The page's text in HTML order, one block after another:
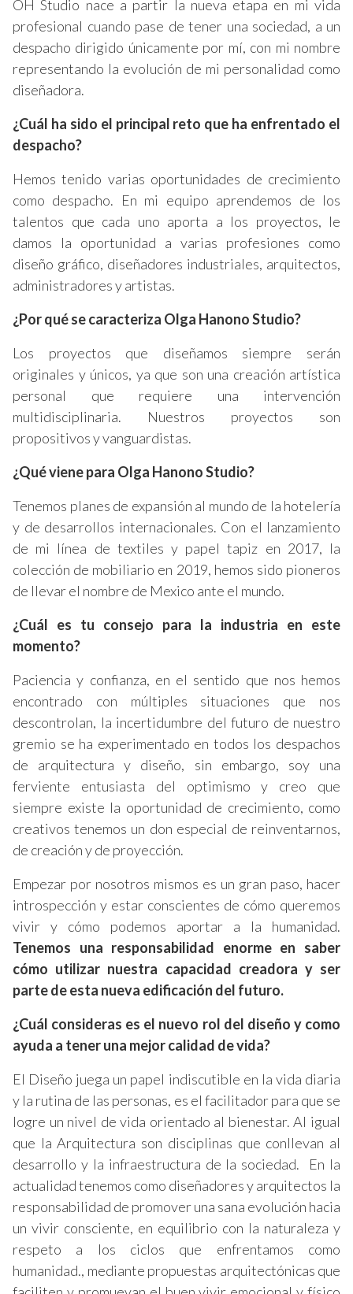
OH Studio nace a partir la nueva etapa en mi vida
profesional cuando pase de tener una sociedad, a un
despacho dirigido únicamente por mí, con mi nombre
representando la evolución de mi personalidad como
diseñadora.
¿Cuál ha sido el principal reto que ha enfrentado el
despacho?
Hemos tenido varias oportunidades de crecimiento
como despacho. En mi equipo aprendemos de los
talentos que cada uno aporta a los proyectos, le
damos la oportunidad a varias profesiones como
diseño gráfico, diseñadores industriales, arquitectos,
administradores y artistas.
¿Por qué se caracteriza Olga Hanono Studio?
Los proyectos que diseñamos siempre serán
originales y únicos, ya que son una creación artística
personal que requiere una intervención
multidisciplinaria. Nuestros proyectos son
propositivos y vanguardistas.
¿Qué viene para Olga Hanono Studio?
Tenemos planes de expansión al mundo de la hotelería
y de desarrollos internacionales. Con el lanzamiento
de mi línea de textiles y papel tapiz en 2017, la
colección de mobiliario en 2019, hemos sido pioneros
de llevar el nombre de Mexico ante el mundo.
¿Cuál es tu consejo para la industria en este
momento?
Paciencia y confianza, en el sentido que nos hemos
encontrado con múltiples situaciones que nos
descontrolan, la incertidumbre del futuro de nuestro
gremio se ha experimentado en todos los despachos
de arquitectura y diseño, sin embargo, soy una
ferviente entusiasta del optimismo y creo que
siempre existe la oportunidad de crecimiento, como
creativos tenemos un don especial de reinventarnos,
de creación y de proyección.
Empezar por nosotros mismos es un gran paso, hacer
introspección y estar conscientes de cómo queremos
vivir y cómo podemos aportar a la humanidad.
Tenemos una responsabilidad enorme en saber
cómo utilizar nuestra capacidad creadora y ser
parte de esta nueva edificación del futuro.
¿Cuál consideras es el nuevo rol del diseño y como
ayuda a tener una mejor calidad de vida?
El Diseño juega un papel indiscutible en la vida diaria
y la rutina de las personas, es el facilitador para que se
logre un nivel de vida orientado al bienestar. Al igual
que la Arquitectura son disciplinas que conllevan al
desarrollo y la infraestructura de la sociedad. En la
actualidad tenemos como diseñadores y arquitectos la
responsabilidad de promover una sana evolución hacia
un vivir consciente, en equilibrio con la naturaleza y
respeto a los ciclos que enfrentamos como
humanidad., mediante propuestas arquitectónicas que